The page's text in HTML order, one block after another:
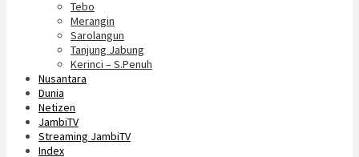
Tebo
Merangin
Sarolangun
Tanjung Jabung
Kerinci – S.Penuh
Nusantara
Dunia
Netizen
JambiTV
Streaming JambiTV
Index